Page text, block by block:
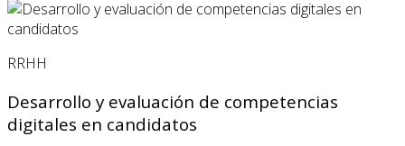
RRHH
Desarrollo y evaluación de competencias
digitales en candidatos